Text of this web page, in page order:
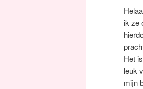
ik ze
Het
leuk
mijn